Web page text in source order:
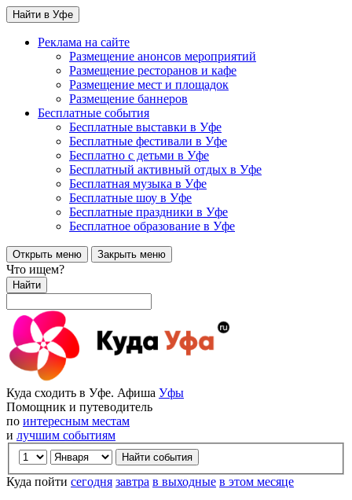
Найти в Уфе
Реклама на сайте
Размещение анонсов мероприятий
Размещение ресторанов и кафе
Размещение мест и площадок
Размещение баннеров
Бесплатные события
Бесплатные выставки в Уфе
Бесплатные фестивали в Уфе
Бесплатно с детьми в Уфе
Бесплатный активный отдых в Уфе
Бесплатная музыка в Уфе
Бесплатные шоу в Уфе
Бесплатные праздники в Уфе
Бесплатное образование в Уфе
Открыть меню Закрыть меню
Что ищем?
Найти
Куда сходить в Уфе. Афиша Уфы
Помощник и путеводитель
по интересным местам
и лучшим событиям
Куда пойти сегодня завтра в выходные в этом месяце